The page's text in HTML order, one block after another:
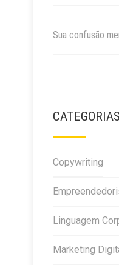
Sua confusão
CATEGORIAS
Copywriting
Linguagem
Marketing